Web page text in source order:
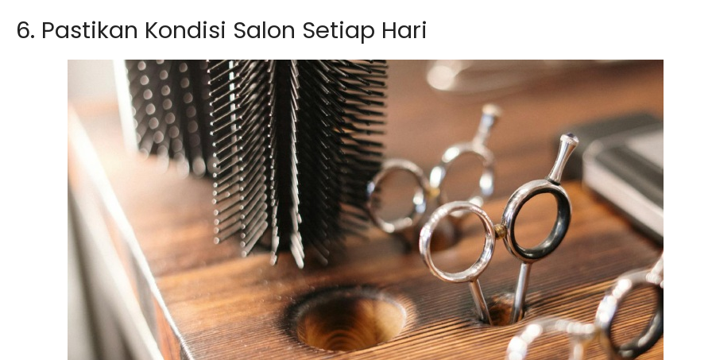
6. Pastikan Kondisi Salon Setiap Hari